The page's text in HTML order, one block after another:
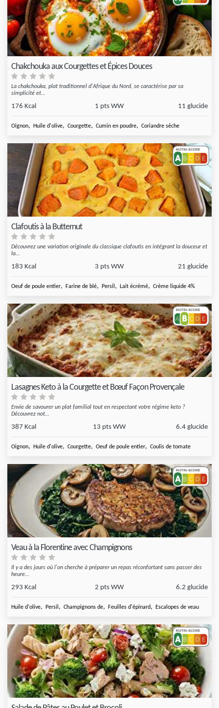
Chakchouka aux Courgettes et Épices Douces
La chakchouka, plat traditionnel d'Afrique du Nord, se caractérise par sa
simplicité et...
176 Kcal 1 pts WW 11 glucide
Oignon, Huile d'olive, Courgette, Cumin en poudre, Coriandre séche
Clafoutis à la Butternut
Découvrez une variation originale du classique clafoutis en intégrant la douceur et
la...
183 Kcal 3 pts WW 21 glucide
Oeuf de poule entier, Farine de blé, Persil , Lait écrémé, Crème liquide 4%
Lasagnes Keto à la Courgette et Bœuf Façon Provençale
Envie de savourer un plat familial tout en respectant votre régime keto ?
Découvrez not...
387 Kcal 13 pts WW 6.4 glucide
Oignon, Huile d'olive, Courgette, Oeuf de poule entier, Coulis de tomate
Veau à la Florentine avec Champignons
Il y a des jours où l'on cherche à préparer un repas réconfortant sans passer des
heure...
293 Kcal 2 pts WW 6.2 glucide
Huile d'olive, Persil , Champignons de, Feuilles d'épinard, Escalopes de veau